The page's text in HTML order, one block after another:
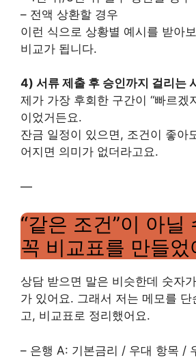
– 전액 상환할 경우
이런 식으로 상황별 예시를 받아
비교가 됩니다.
4) 서류 제출 후 승인까지 걸리는
제가 가장 후회한 구간이 “빠르겠
이었거든요.
잔금 일정이 있으면, 조건이 좋아
어지면 의미가 없더라고요.
—
“같은 조건”이 아닐
꼭 비교표를 만들었
상담 받으면 말은 비슷한데 숫자
가 있어요. 그래서 저는 메모를
고, 비교표로 정리했어요.
– 은행 A: 기본금리 / 우대 항목 /